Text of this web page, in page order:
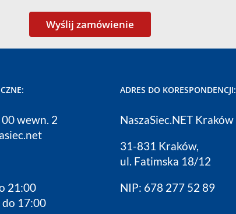
wewn. 2
21:00
17:00
ADRES DO KORESPONDENCJI:
NaszaSiec.NET Kraków
31-831 Kraków,
ul. Fatimska 18/12
NIP: 678 277 52 89